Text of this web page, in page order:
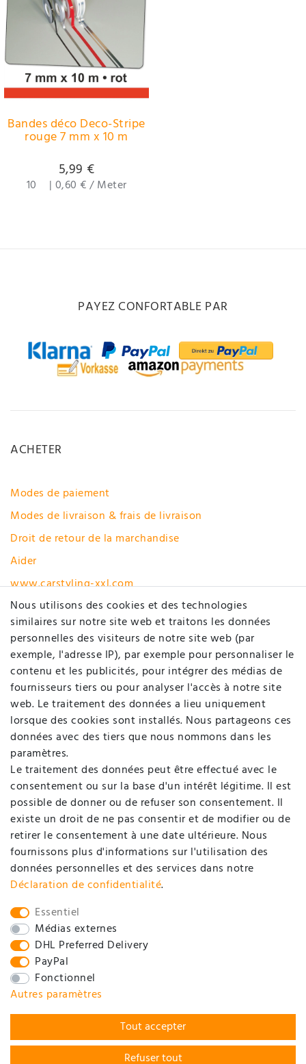
Bandes déco Deco-Stripe
rouge 7 mm x 10 m
5,99 €
10 | 0,60 € / Meter
PAYEZ CONFORTABLE PAR
ACHETER
Modes de paiement
Modes de livraison & frais de livraison
Droit de retour de la marchandise
Aider
www.carstyling-xxl.com
Rétracter le contrat ici
MON COMPTE
Enregistrer
Login
SOCIÉTÉ
Contact
Déclaration de protection de données
Conditions générales d'affaires / Informations pour
clients
Mentions légales
SOCIAL
Nous utilisons des cookies et des technologies
similaires sur notre site web et traitons les données
personnelles des visiteurs de notre site web (par
exemple, l'adresse IP), par exemple pour personnaliser le
contenu et les publicités, pour intégrer des médias de
fournisseurs tiers ou pour analyser l'accès à notre site
web. Le traitement des données a lieu uniquement
lorsque des cookies sont installés. Nous partageons ces
données avec des tiers que nous nommons dans les
paramètres.
Le traitement des données peut être effectué avec le
consentement ou sur la base d'un intérêt légitime. Il est
possible de donner ou de refuser son consentement. Il
existe un droit de ne pas consentir et de modifier ou de
retirer le consentement à une date ultérieure. Nous
fournissons plus d'informations sur l'utilisation des
données personnelles et des services dans notre
Déclaration de confidentialité.
Essentiel
Médias externes
DHL Preferred Delivery
PayPal
Fonctionnel
Autres paramètres
Tout accepter
Refuser tout